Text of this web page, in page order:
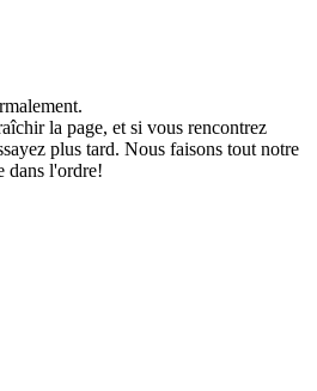
la page, et si vous rencontrez
plus tard. Nous faisons tout notre
dans l'ordre!